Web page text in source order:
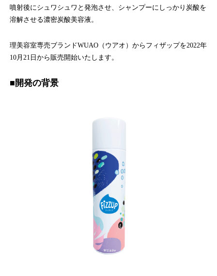
噴射後にシュワシュワと発泡させ、シャンプーにしっかり炭酸を
溶解させる濃密炭酸美容液。
理美容室専売ブランドWUAO（ウアオ）からフィザップを2022年
10月21日から販売開始いたします。
■開発の背景